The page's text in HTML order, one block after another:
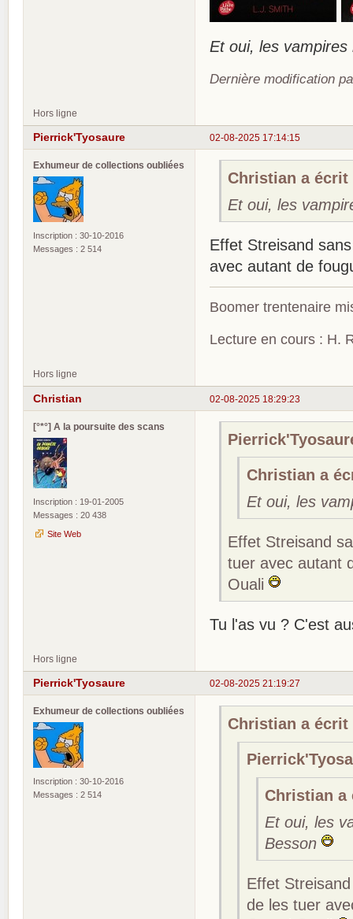
Et oui, les
Dernière modification
Hors ligne
02-08-2025 17:14:15
Pierrick'Tyosaure
Exhumeur de collections oubliées
Inscription : 30-10-2016
Messages : 2 514
Christian a écrit
Et oui, les
Effet Streisand
avec autant de
Boomer trentenaire
Lecture en cours : H.
Hors ligne
02-08-2025 18:29:23
Christian
[°*°] A la poursuite des scans
Inscription : 19-01-2005
Messages : 20 438
Site Web
Christian a
Et oui, les
Effet Streisand
tuer avec autant
Ouali
Tu l'as vu ? C'est
Hors ligne
02-08-2025 21:19:27
Pierrick'Tyosaure
Exhumeur de collections oubliées
Inscription : 30-10-2016
Messages : 2 514
Christian a écrit
Christian a
Et oui, les
Besson
Effet
de les tuer